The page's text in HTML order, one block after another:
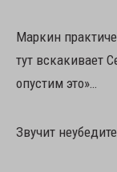
Маркин
тут вскакивает
опустим это»…
Звучит